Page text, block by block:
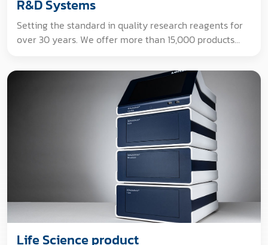
R&D Systems
Setting the standard in quality research reagents for
over 30 years. We offer more than 15,000 products
our product categories to find more information on our
extensive selection of tools for cell biology research.
Immunoassays Recombinant Proteins GMP Proteins
Antibodies ELISAs Luminex Assays and High
Performance Assays Stem Cell Products Cell Culture
Small Molecules & Peptides Enzymes ELISpots cDNA
Clones Flow Cytometry Workflow Solutions Multicolor
Flow Cytometry Kits and Panels Proteome Profiler
Antibody Arrays Activity Assays and Reagents
Supplemental Reagents Immunotherapy Research
Products Ubiquitin Proteasome System
Life Science product